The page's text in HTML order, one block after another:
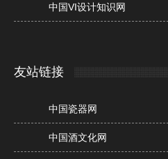
中国VI设计知识网
友站链接
中国瓷器网
中国酒文化网